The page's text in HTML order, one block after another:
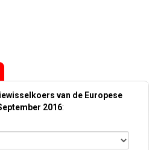
van de Europese
2016: